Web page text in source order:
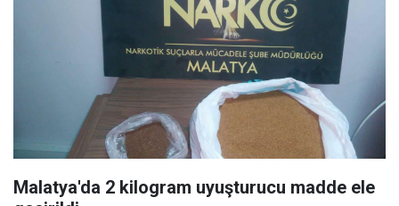
Malatya'da 2 kilogram uyuşturucu madde ele